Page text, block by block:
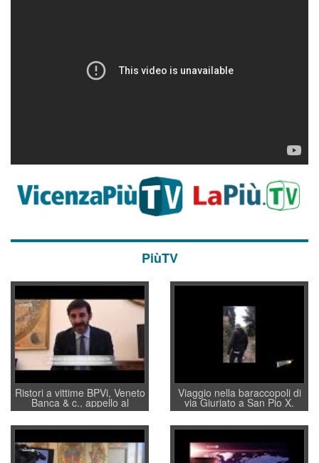
PiùTV
Ristori a vittime BPVi, Veneto
Banca & c., appello al
sottosegretario Alessio
Villarosa: per mettere ordine
convochi con Di Maio CNCU
a supporto della cabina di
regia al Mef
Viaggio nella baraccopoli di
via Giuriato a San Pio X.
Vicenza ai Vicentini: “faremo
un regalo di Natale ai
residenti”